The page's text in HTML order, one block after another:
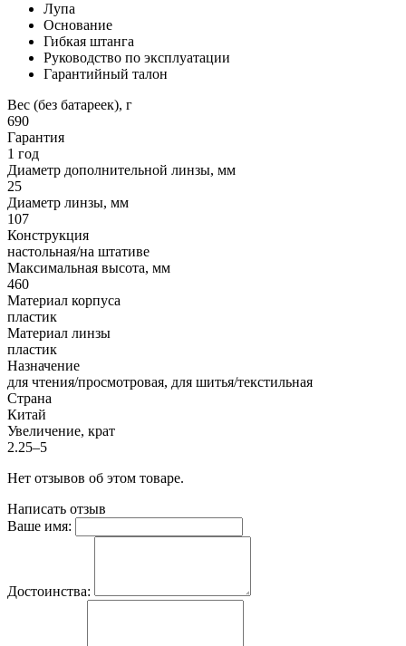
Лупа
Основание
Гибкая штанга
Руководство по эксплуатации
Гарантийный талон
Вес (без батареек), г
690
Гарантия
1 год
Диаметр дополнительной линзы, мм
25
Диаметр линзы, мм
107
Конструкция
настольная/на штативе
Максимальная высота, мм
460
Материал корпуса
пластик
Материал линзы
пластик
Назначение
для чтения/просмотровая, для шитья/текстильная
Страна
Китай
Увеличение, крат
2.25–5
Нет отзывов об этом товаре.
Написать отзыв
Ваше имя:
Достоинства: